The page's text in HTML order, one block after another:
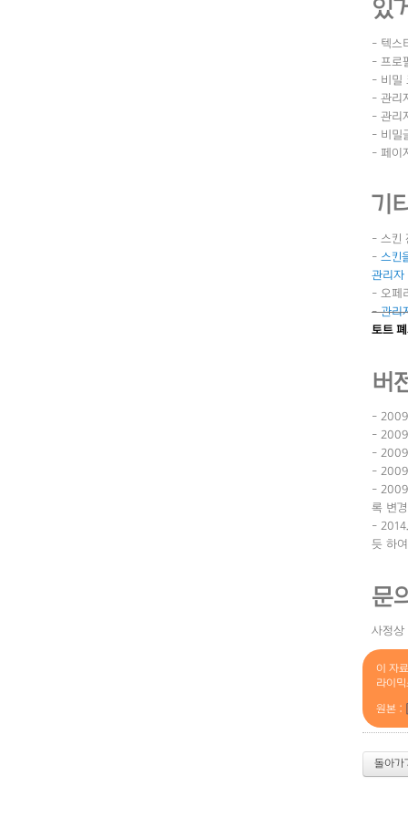
있
- 텍스
- 프로
- 비밀
- 관리
- 관리
- 비밀
- 페이
기
- 스킨
- 스킨
관리자
- 오페
-관리
토트
버
-
-
-
-
-
록 변경
-
듯 하
문
사정상
이 자
라이
원본 :
돌아가